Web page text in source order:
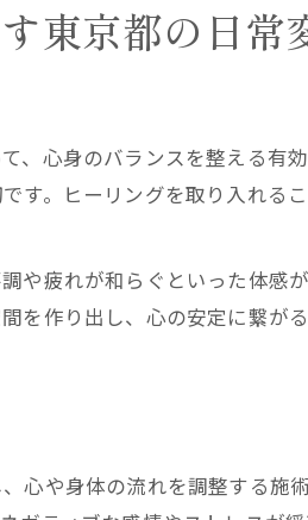
東京都の日常
、心身のバランスを整える有
す。ヒーリングを取り入れる
や疲れが和らぐといった体感
を作り出し、心の安定に繋が
心や身体の流れを調整する施